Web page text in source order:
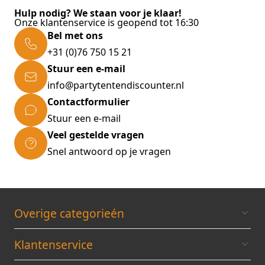
Hulp nodig? We staan voor je klaar!
Onze klantenservice is geopend tot 16:30
Bel met ons
+31 (0)76 750 15 21
Stuur een e-mail
info@partytentendiscounter.nl
Contactformulier
Stuur een e-mail
Veel gestelde vragen
Snel antwoord op je vragen
Overige categorieén
Klantenservice